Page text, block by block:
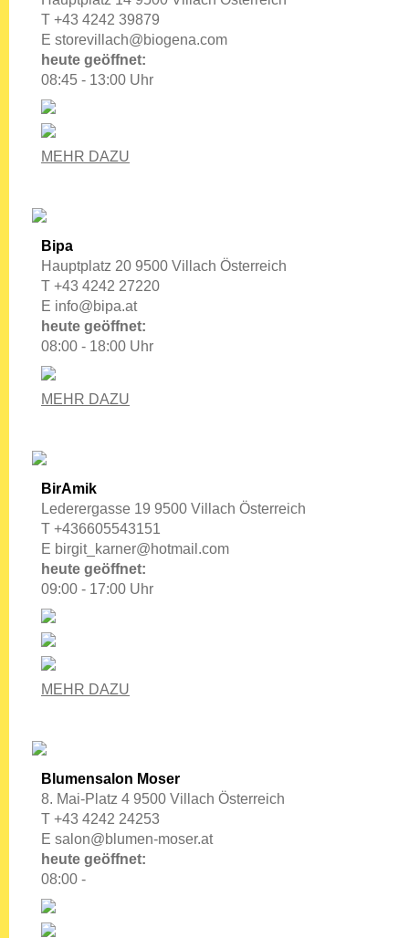
T +43 4242 39879
E storevillach@biogena.com
heute geöffnet:
08:45 - 13:00 Uhr
MEHR DAZU
Bipa
Hauptplatz 20 9500 Villach Österreich
T +43 4242 27220
E info@bipa.at
heute geöffnet:
08:00 - 18:00 Uhr
MEHR DAZU
BirAmik
Lederergasse 19 9500 Villach Österreich
T +436605543151
E birgit_karner@hotmail.com
heute geöffnet:
09:00 - 17:00 Uhr
MEHR DAZU
Blumensalon Moser
8. Mai-Platz 4 9500 Villach Österreich
T +43 4242 24253
E salon@blumen-moser.at
heute geöffnet:
08:00 -